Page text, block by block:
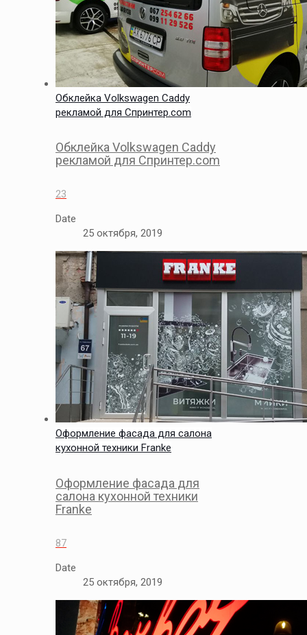
Обклейка Volkswagen Caddy
рекламой для Спринтер.com
Обклейка Volkswagen Caddy
рекламой для Спринтер.com
23
Date
25 октября, 2019
Оформление фасада для салона
кухонной техники Franke
Оформление фасада для
салона кухонной техники
Franke
87
Date
25 октября, 2019